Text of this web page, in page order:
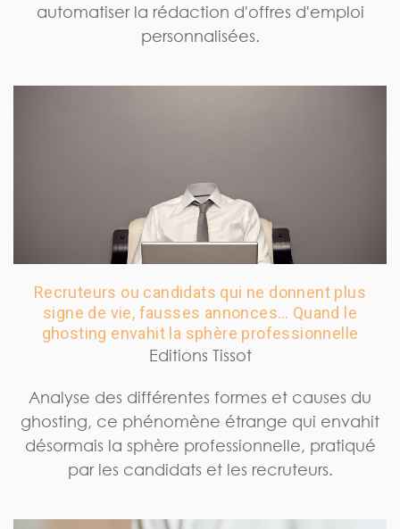
automatiser la rédaction d'offres d'emploi
personnalisées.
Recruteurs ou candidats qui ne donnent plus
signe de vie, fausses annonces… Quand le
ghosting envahit la sphère professionnelle
Editions Tissot
Analyse des différentes formes et causes du
ghosting, ce phénomène étrange qui envahit
désormais la sphère professionnelle, pratiqué
par les candidats et les recruteurs.